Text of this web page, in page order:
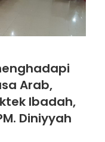
Arab,
Ibadah,
Diniyyah